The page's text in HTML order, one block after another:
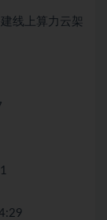
线上算力云架